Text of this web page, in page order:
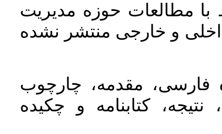
با مطالعات حوزه مديريت
و خارجی منتشر نشده
فارسی، مقدمه، چارچوب
کتابنامه و چکیده